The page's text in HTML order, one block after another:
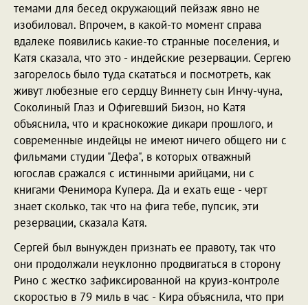
темами для бесед окружающий пейзаж явно не
изобиловал. Впрочем, в какой-то момент справа
вдалеке появились какие-то странные поселения, и
Катя сказала, что это - индейские резервации. Сергею
загорелось было туда скататься и посмотреть, как
живут любезные его сердцу Виннету сын Инчу-чуна,
Соколиный Глаз и Офигевший Бизон, но Катя
объяснила, что и краснокожие дикари прошлого, и
современные индейцы не имеют ничего общего ни с
фильмами студии "Дефа", в которых отважный
югослав сражался с истинными арийцами, ни с
книгами Фенимора Купера. Да и ехать еще - черт
знает сколько, так что на фига тебе, пупсик, эти
резервации, сказала Катя.
Сергей был вынужден признать ее правоту, так что
они продолжали неуклонно продвигаться в сторону
Рино с жестко зафиксированной на круиз-контроле
скоростью в 79 миль в час - Кира объяснила, что при